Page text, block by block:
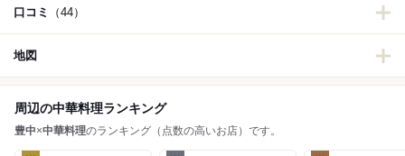
口コミ （44）
地図
周辺の中華料理ランキング
豊中×中華料理のランキング（点数の高いお店）です。